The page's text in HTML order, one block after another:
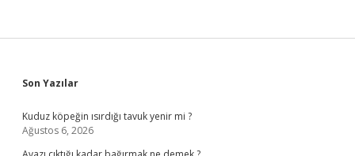
Sidebar
Son Yazılar
Kuduz köpeğin ısırdığı tavuk yenir mi ?
Ağustos 6, 2026